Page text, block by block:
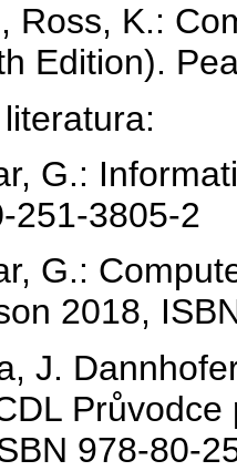
Ross, K.:
Edition).
G.:
251-3805-2
G.:
2018,
J.
978-80-